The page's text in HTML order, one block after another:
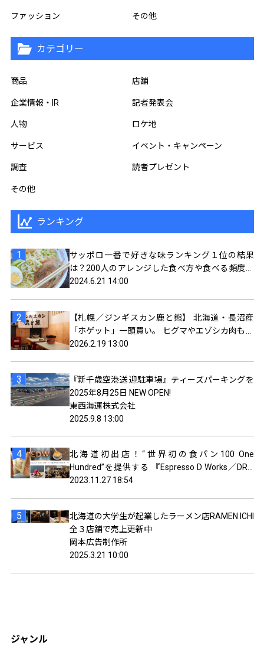
ファッション その他
カテゴリー
商品 店舗
企業情報・IR 記者発表会
人物 ロケ地
サービス イベント・キャンペーン
調査 読者プレゼント
その他
ランキング
サッポロ一番で好きな味ランキング１位の結果
は？200人のアレンジした食べ方や食べる頻度を
聞いてみました
2024.6.21 14:00
【札幌／ジンギスカン鹿と熊】 北海道・長沼産
「ホゲット」一頭買い。 ヒグマやエゾシカ肉も食
べられるジンギスカン屋オープン。
2026.2.19 13:00
『新千歳空港送 迎駐車場』ティーズパーキングを
2025年8月25日 NEW OPEN!
東西海運株式会社
2025.9.8 13:00
北海道初出店！“世界初の食パン100 One
Hundred”を提供する 『Espresso D Works／DRA
セブン ココノ ススキノ(札幌)』がオープン！
2023.11.27 18:54
北海道の大学生が起業したラーメン店RAMEN ICHI
全３店舗で売上更新中
岡本広告制作所
2025.3.21 10:00
ジャンル